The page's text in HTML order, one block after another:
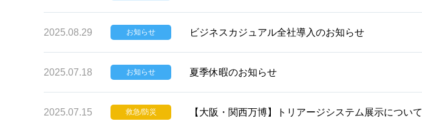
2025.08.29 お知らせ ビジネスカジュアル全社導入のお知らせ
2025.07.18 お知らせ 夏季休暇のお知らせ
2025.07.15 救急/防災 【大阪・関西万博】トリアージシステム展示について